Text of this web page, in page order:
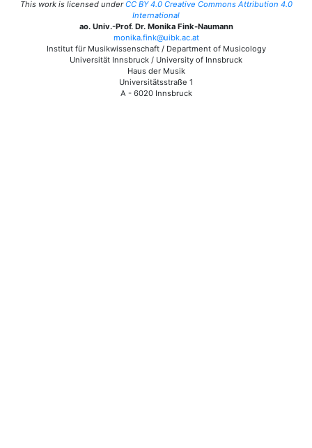
This work is licensed underCC BY 4.0 Creative Commons Attribution 4.0
International
ao. Univ.-Prof. Dr. Monika Fink-Naumann
monika.fink@uibk.ac.at
Institut für Musikwissenschaft / Department of Musicology
Universität Innsbruck / University of Innsbruck
Haus der Musik
Universitätsstraße 1
A - 6020 Innsbruck